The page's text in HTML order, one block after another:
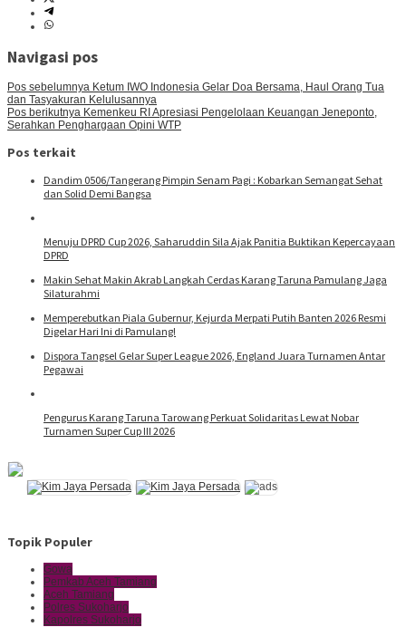
Navigasi pos
Pos sebelumnya Ketum IWO Indonesia Gelar Doa Bersama, Haul Orang Tua
dan Tasyakuran Kelulusannya
Pos berikutnya Kemenkeu RI Apresiasi Pengelolaan Keuangan Jeneponto,
Serahkan Penghargaan Opini WTP
Pos terkait
Dandim 0506/Tangerang Pimpin Senam Pagi : Kobarkan Semangat Sehat
dan Solid Demi Bangsa
Menuju DPRD Cup 2026, Saharuddin Sila Ajak Panitia Buktikan Kepercayaan
DPRD
Makin Sehat Makin Akrab Langkah Cerdas Karang Taruna Pamulang Jaga
Silaturahmi
Memperebutkan Piala Gubernur, Kejurda Merpati Putih Banten 2026 Resmi
Digelar Hari Ini di Pamulang!
Dispora Tangsel Gelar Super League 2026, England Juara Turnamen Antar
Pegawai
Pengurus Karang Taruna Tarowang Perkuat Solidaritas Lewat Nobar
Turnamen Super Cup III 2026
Topik Populer
Gowa
Pemkab Aceh Tamiang
Aceh Tamiang
Polres Sukoharjo
Kapolres Sukoharjo